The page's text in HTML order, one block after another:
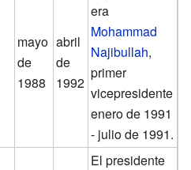
mayo
de
1988
abril
de
1992
era
Mohammad
Najibullah,
primer
vicepresidente
enero de 1991
- julio de 1991.
El presidente